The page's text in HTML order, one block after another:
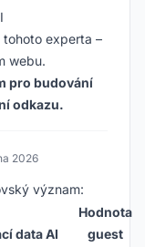
experta –
webu.
pro budování
odkazu.
2026
význam:
data AI
Hodnota
guest